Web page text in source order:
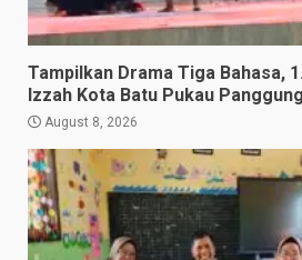
Tampilkan Drama Tiga Bahasa,
Izzah Kota Batu Pukau
August 8, 2026